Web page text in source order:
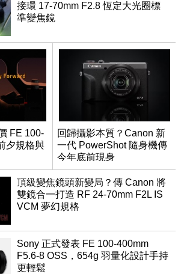
接環 17-70mm F2.8 恆定大光圈標
準變焦鏡
FE 100-
夕規格與
回歸攝影本質？Canon 新
一代 PowerShot 隨身機傳
今年底前現身
頂級變焦鏡頭新變局？傳 Canon 將
雙鏡合一打造 RF 24-70mm F2L IS
VCM 夢幻規格
Sony 正式發表 FE 100-400mm
F5.6-8 OSS，654g 羽量化設計手持
更輕鬆